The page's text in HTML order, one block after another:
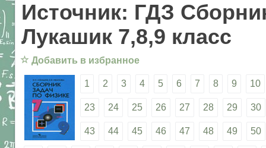
Источник: ГДЗ
Лукашик 7,8,9 класс
☆ Добавить в избранное
1 2 3 4 5 6 7 8 9 10
23 24 25 26 27 28 29 30
43 44 45 46 47 48 49 50